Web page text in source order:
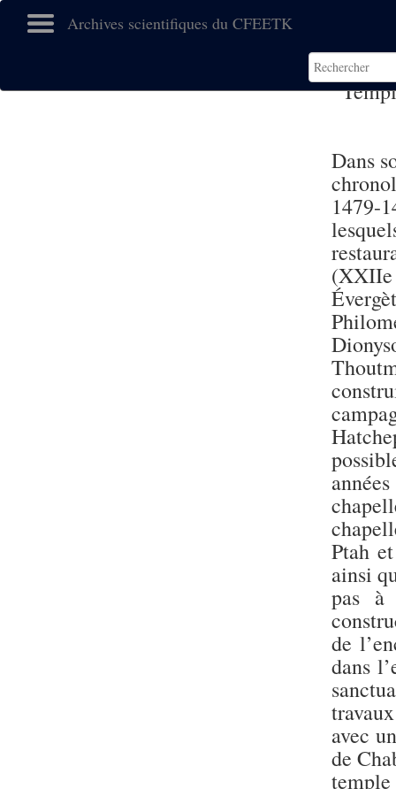
Archives scientifiques du CFEETK
Dans
1479-
(XXIIe
Ptah
ainsi
pas à
de
dans
avec
de